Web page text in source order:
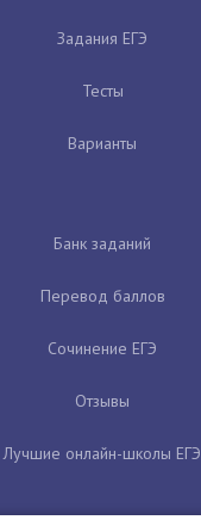
Задания ЕГЭ
Тесты
Варианты
Банк заданий
Перевод баллов
Сочинение ЕГЭ
Отзывы
Лучшие онлайн-школы ЕГЭ